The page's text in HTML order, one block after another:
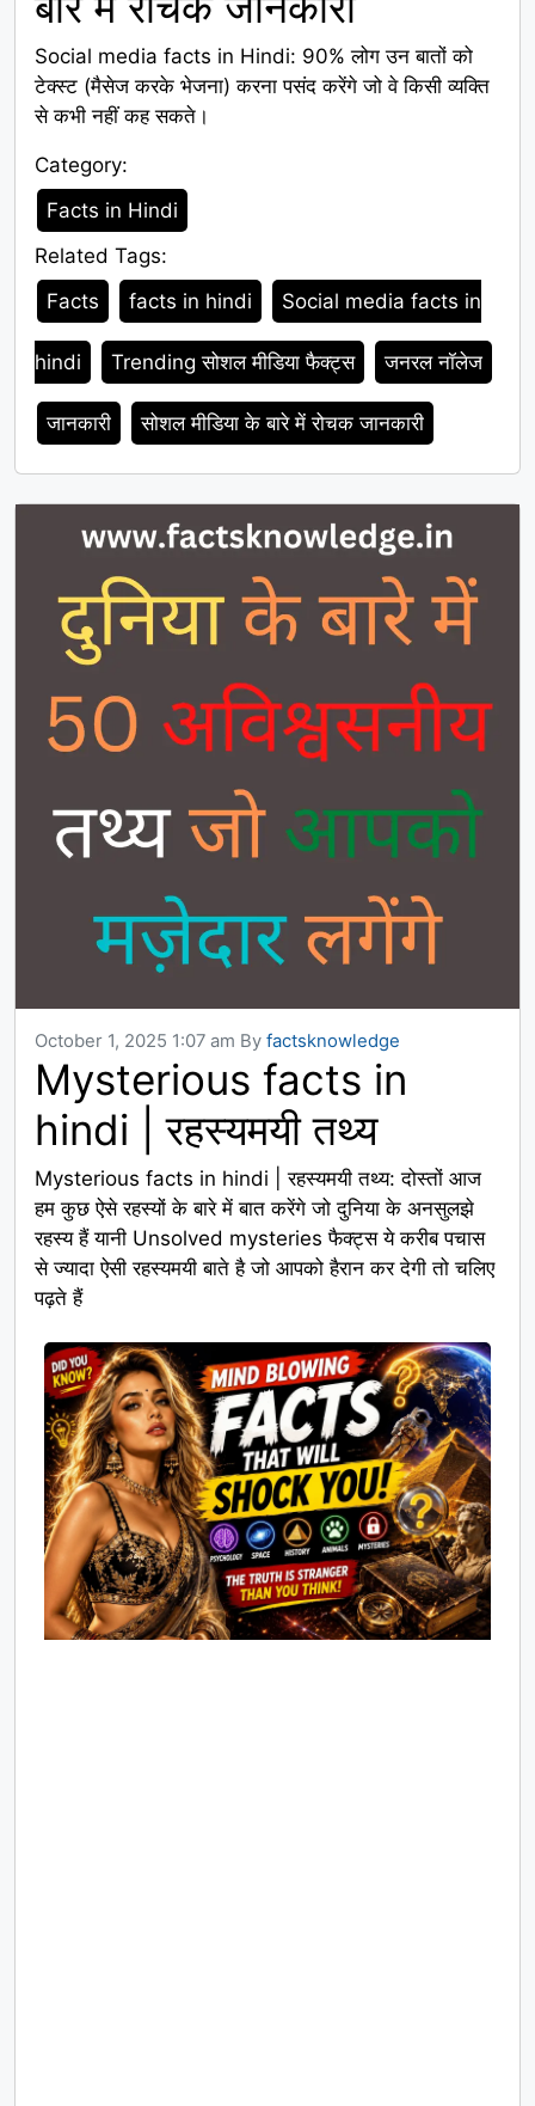
Social media facts in Hindi: 90% लोग उन बातों को
टेक्स्ट (मैसेज करके भेजना) करना पसंद करेंगे जो वे किसी व्यक्ति
से कभी नहीं कह सकते।
Category:
Category
Facts in Hindi
Related Tags:
Tags
Facts facts in hindi Social media facts in
hindi Trending सोशल मीडिया फैक्ट्स जनरल नॉलेज
जानकारी सोशल मीडिया के बारे में रोचक जानकारी
October 1, 2025 1:07 am By factsknowledge
Mysterious facts in
hindi | रहस्यमयी तथ्य
Mysterious facts in hindi | रहस्यमयी तथ्य: दोस्तों आज
हम कुछ ऐसे रहस्यों के बारे में बात करेंगे जो दुनिया के अनसुलझे
रहस्य हैं यानी Unsolved mysteries फैक्ट्स ये करीब पचास
से ज्यादा ऐसी रहस्यमयी बाते है जो आपको हैरान कर देगी तो चलिए
पढ़ते हैं